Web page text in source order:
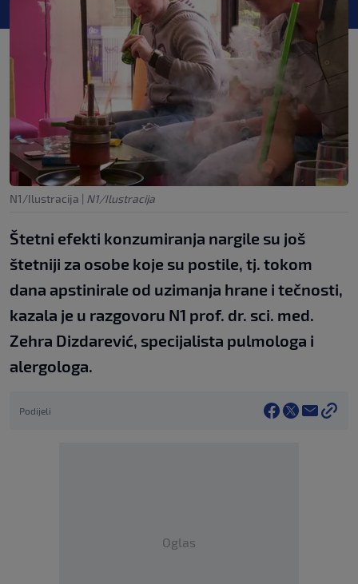
N1/Ilustracija | N1/Ilustracija
Štetni efekti konzumiranja nargile su još
štetniji za osobe koje su postile, tj. tokom
dana apstinirale od uzimanja hrane i tečnosti,
kazala je u razgovoru N1 prof. dr. sci. med.
Zehra Dizdarević, specijalista pulmologa i
alergologa.
Podijeli
Oglas